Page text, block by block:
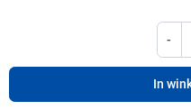
-
In